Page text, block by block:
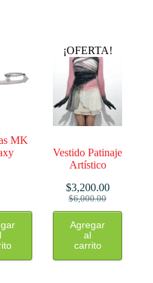
MK
¡OFERTA!
Vestido Patinaje
Artístico
$6,000.00
El
precio
original
era:
$6,000.00.
$3,200.00
El
precio
actual
es:
$3,200.00.
Agregar
al
carrito